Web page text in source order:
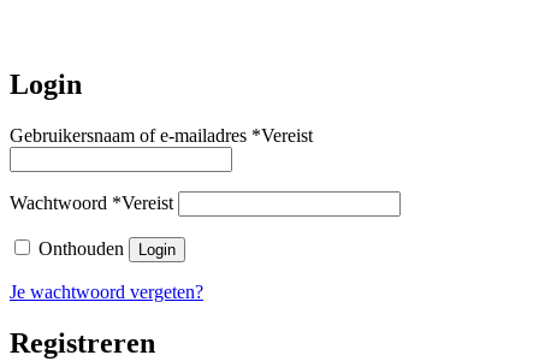
Login
Gebruikersnaam of e-mailadres *Vereist
Wachtwoord *Vereist
Onthouden Login
Je wachtwoord vergeten?
Registreren